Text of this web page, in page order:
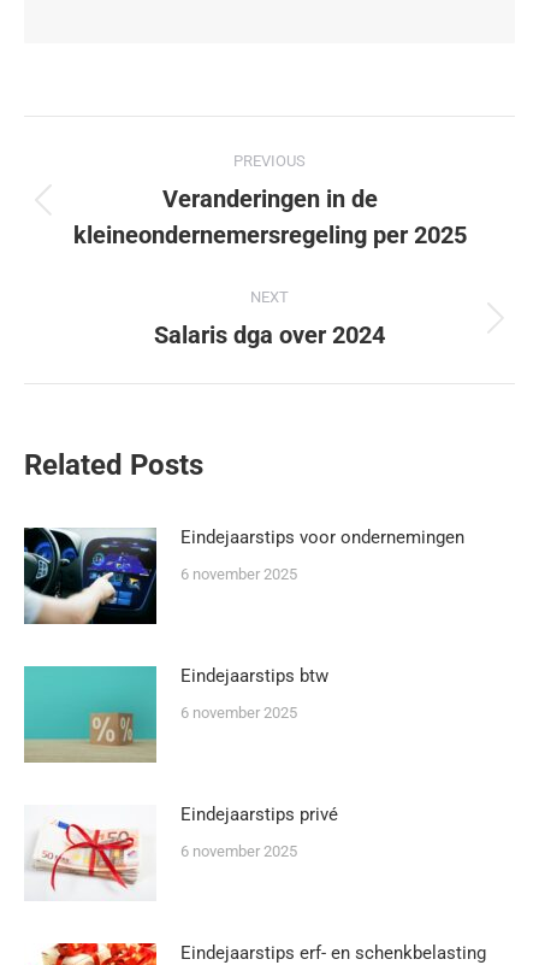
PREVIOUS
Veranderingen in de
kleineondernemersregeling per 2025
NEXT
Salaris dga over 2024
Related Posts
Eindejaarstips voor ondernemingen
6 november 2025
Eindejaarstips btw
6 november 2025
Eindejaarstips privé
6 november 2025
Eindejaarstips erf- en schenkbelasting